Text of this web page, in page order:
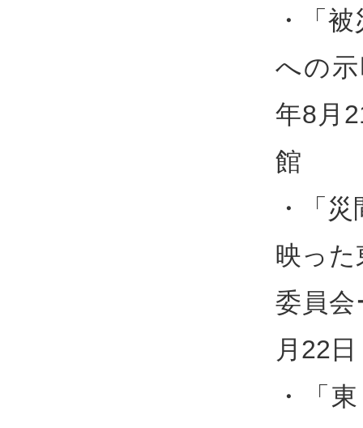
・「
への
年8月
館
・「
映った
委員会
月22
・「